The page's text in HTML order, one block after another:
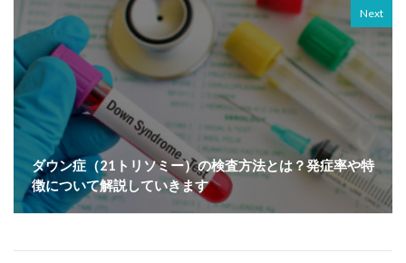
Next
ダウン症（21トリソミー）の検査方法とは？発症率や特
徴について解説していきます